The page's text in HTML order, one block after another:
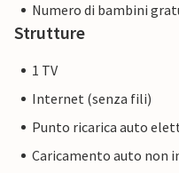
Numero di bambini
Strutture
1 TV
Internet (senza fili)
Punto ricarica auto
Caricamento auto non